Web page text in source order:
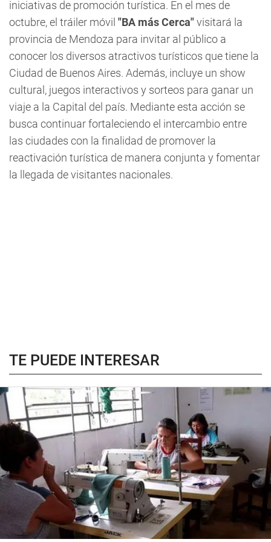
iniciativas de promoción turística. En el mes de
octubre, el tráiler móvil "BA más Cerca"visitará la
provincia de Mendoza para invitar al público a
conocer los diversos atractivos turísticos que tiene la
Ciudad de Buenos Aires. Además, incluye un show
cultural, juegos interactivos y sorteos para ganar un
viaje a la Capital del país. Mediante esta acción se
busca continuar fortaleciendo el intercambio entre
las ciudades con la finalidad de promover la
reactivación turística de manera conjunta y fomentar
la llegada de visitantes nacionales.
TE PUEDE INTERESAR